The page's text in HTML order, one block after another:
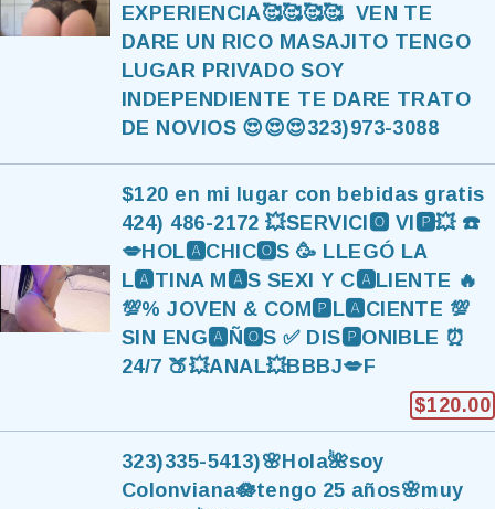
EXPERIENCIA🥰🥰🥰🥰 VEN TE
DARE UN RICO MASAJITO TENGO
LUGAR PRIVADO SOY
INDEPENDIENTE TE DARE TRATO
DE NOVIOS 😍😍😍323)973-3088
$120 en mi lugar con bebidas gratis
424) 486-2172 💥SERVICI🅾️ VI🅿️💥 ☎️
💋HOL🅰️CHIC🅾️S 🥳 LLEGÓ LA
L🅰️TINA M🅰️S SEXI Y C🅰️LIENTE 🔥
💯% JOVEN & COM🅿️L🅰️CIENTE 💯
SIN ENG🅰️Ñ🅾️S ✅️ DIS🅿️ONIBLE ⏰️
24/7 🍑💥ANAL💥BBBJ💋F
$120.00
323)335-5413)🌸Hola🌺soy
Colonviana🪷tengo 25 años🌸muy